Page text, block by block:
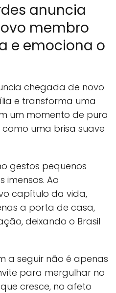
anuncia
membro
e emociona o
chegada de novo
e transforma uma
um momento de pura
uma brisa suave
gestos pequenos
imensos. Ao
capítulo da vida,
a porta de casa,
deixando o Brasil
a seguir não é apenas
para mergulhar no
cresce, no afeto